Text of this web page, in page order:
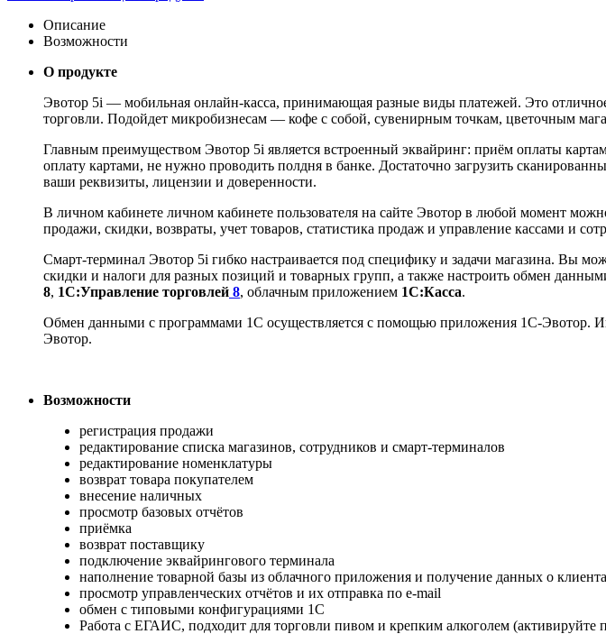
Описание
Возможности
О продукте
Эвотор 5i — мобильная онлайн-касса, принимающая разные виды платежей. Это
торговли. Подойдет микробизнесам — кофе с собой, сувенирным точкам, цветочным
Главным преимуществом Эвотор 5i является встроенный эквайринг: приём оплаты
оплату картами, не нужно проводить полдня в банке. Достаточно загрузить
ваши реквизиты, лицензии и доверенности.
В личном кабинете личном кабинете пользователя на сайте Эвотор в любой момент
продажи, скидки, возвраты, учет товаров, статистика продаж и управление кассами и
Смарт-терминал Эвотор 5i гибко настраивается под специфику и задачи магазина. Вы
скидки и налоги для разных позиций и товарных групп, а также настроить обмен
8, 1С:Управление торговлей 8, облачным приложением 1С:Касса.
Обмен данными с программами 1С осуществляется с помощью приложения 1С-Эвотор.
Эвотор.
Возможности
регистрация продажи
редактирование списка магазинов, сотрудников и смарт-терминалов
редактирование номенклатуры
возврат товара покупателем
внесение наличных
просмотр базовых отчётов
приёмка
возврат поставщику
подключение эквайрингового терминала
наполнение товарной базы из облачного приложения и получение данных о
просмотр управленческих отчётов и их отправка по e-mail
обмен с типовыми конфигурациями 1С
Работа с ЕГАИС, подходит для торговли пивом и крепким алкоголем